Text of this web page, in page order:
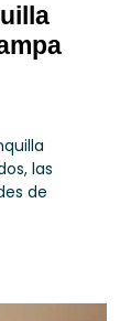
las
de